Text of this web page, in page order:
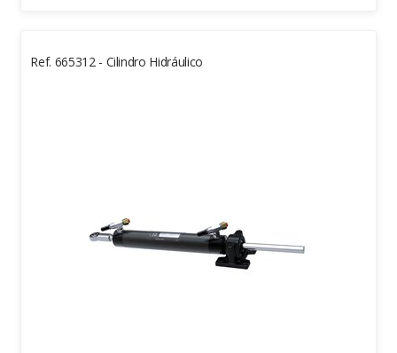
Ref. 665312 - Cilindro Hidráulico